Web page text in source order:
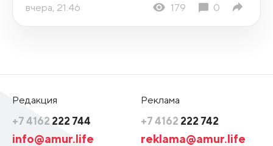
вчера, 21:46 179 0
Редакция
+7 4162 222 744
info@amur.life
Реклама
+7 4162 222 742
reklama@amur.life